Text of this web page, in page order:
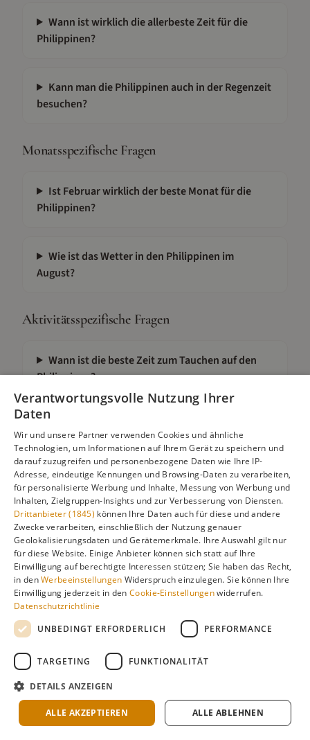
Wann ist wirklich die allerbeste Zeit für die
Philippinen?
Kann man die Philippinen auch in der Regenzeit
besuchen?
Monatsspezifische Fragen
Ist Februar wirklich der beste Monat für die
Philippinen?
Wie ist das Wetter in den Philippinen im
August?
Aktivitätsspezifische Fragen
Wann ist die beste Zeit zum Tauchen auf den
Philippinen?
besten?
Ideal für
Philippineneignet sich besonders gut für diese
Urlaubsarten:
🏖️
Mehr Reiseziele entdecken →
🐠
Verantwortungsvolle Nutzung Ihrer
Daten
Wir und unsere Partner verwenden Cookies und ähnliche
Technologien, um Informationen auf Ihrem Gerät zu speichern und
darauf zuzugreifen und personenbezogene Daten wie Ihre IP-
Adresse, eindeutige Kennungen und Browsing-Daten zu verarbeiten,
für personalisierte Werbung und Inhalte, Messung von Werbung und
Inhalten, Zielgruppen-Insights und zur Verbesserung von Diensten.
Drittanbieter (1845) können Ihre Daten auch für diese und andere
Zwecke verarbeiten, einschließlich der Nutzung genauer
Geolokalisierungsdaten und Gerätemerkmale. Ihre Auswahl gilt nur
für diese Website. Einige Anbieter können sich statt auf Ihre
Einwilligung auf berechtigte Interessen stützen; Sie haben das Recht,
in denWerbeeinstellungen Widerspruch einzulegen. Sie können Ihre
Einwilligung jederzeit in denCookie-Einstellungenwiderrufen.
Datenschutzrichtlinie
UNBEDINGT ERFORDERLICH
PERFORMANCE
TARGETING FUNKTIONALITÄT
DETAILS ANZEIGEN
ALLE AKZEPTIEREN ALLE ABLEHNEN